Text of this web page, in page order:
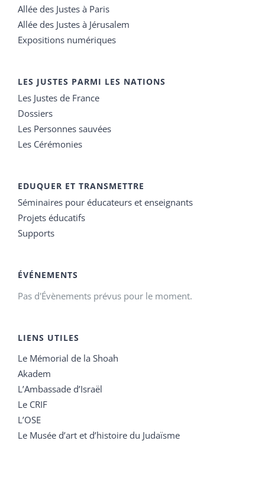
Allée des Justes à Paris
Allée des Justes à Jérusalem
Expositions numériques
LES JUSTES PARMI LES NATIONS
Les Justes de France
Dossiers
Les Personnes sauvées
Les Cérémonies
EDUQUER ET TRANSMETTRE
Séminaires pour éducateurs et enseignants
Projets éducatifs
Supports
ÉVÉNEMENTS
Pas d'Évènements prévus pour le moment.
LIENS UTILES
Le Mémorial de la Shoah
Akadem
L’Ambassade d’Israël
Le CRIF
L’OSE
Le Musée d’art et d’histoire du Judaïsme